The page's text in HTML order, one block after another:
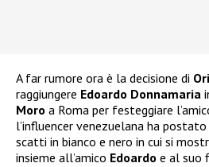
A far rumore ora è la decisione di
raggiungere Edoardo Donnamaria
Moro a Roma per festeggiare
l’influencer venezuelana ha
scatti in bianco e nero in cui si
insieme all’amico Edoardo e al suo